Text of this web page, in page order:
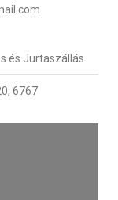
és Jurtaszállás
6767